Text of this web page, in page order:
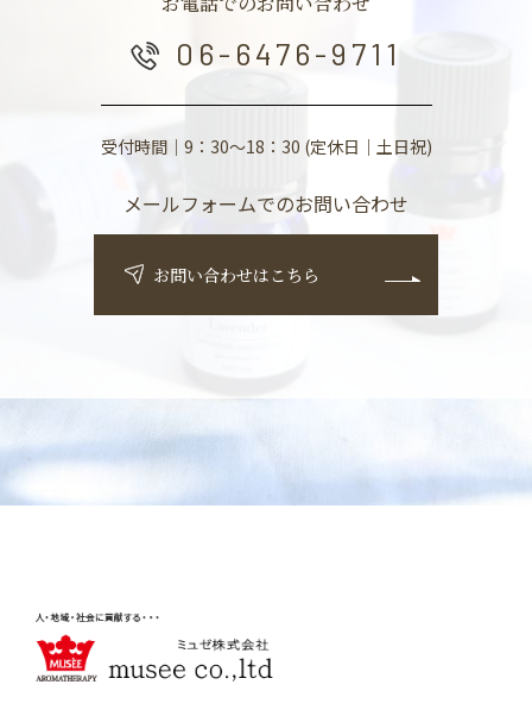
06-6476-9711
受付時間｜9：30～18：30 (定休日｜土日祝)
メールフォームでのお問い合わせ
お問い合わせはこちら